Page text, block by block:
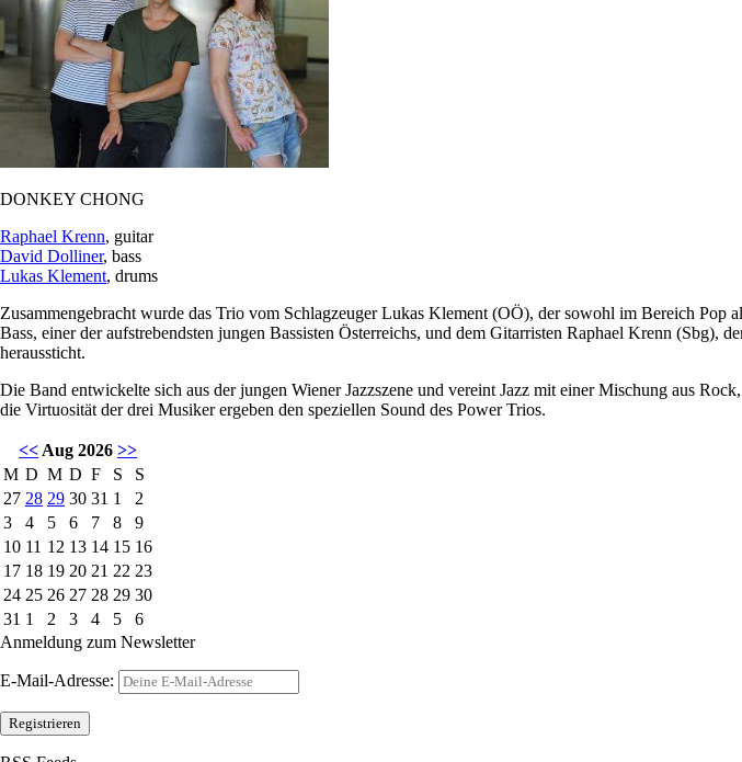
DONKEY CHONG
Raphael Krenn, guitar
David Dolliner, bass
Lukas Klement, drums
Zusammengebracht wurde das Trio vom Schlagzeuger Lukas Klement (OÖ), der sowohl im Bereich
Bass, einer der aufstrebendsten jungen Bassisten Österreichs, und dem Gitarristen Raphael Krenn (Sbg),
heraussticht.
Die Band entwickelte sich aus der jungen Wiener Jazzszene und vereint Jazz mit einer Mischung aus
die Virtuosität der drei Musiker ergeben den speziellen Sound des Power Trios.
<< Aug 2026 >>
M D M D F S
S
27 28 29 30 31 1
2
3
4 5 6 7 8
9
10 11 12 13 14 15 16
17 18 19 20 21 22 23
24 25 26 27 28 29 30
31 1 2 3 4 5
6
Anmeldung zum Newsletter
E-Mail-Adresse: